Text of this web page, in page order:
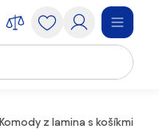
Komody z lamina s košíkmi